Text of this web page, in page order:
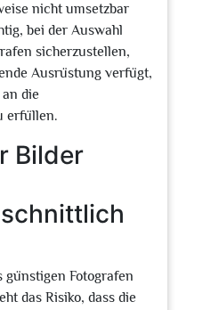
nicht umsetzbar
bei der Auswahl
sicherzustellen,
Ausrüstung verfügt,
die
erfüllen.
Bilder
günstigen Fotografen
das Risiko, dass die